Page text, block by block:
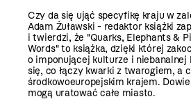
Czy da się ująć specyfikę kraju w
Adam Żuławski - redaktor książki
i twierdzi, że "Quarks, Elephants &
Words" to książka, dzięki której
o imponującej kulturze i niebanalnej
się, co łączy kwarki z twarogiem, a
środkowoeuropejskim krajem.
mogą uratować całe miasto.